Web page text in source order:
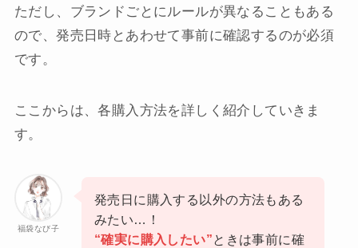
ただし、ブランドごとにルールが異なることもある
ので、発売日時とあわせて事前に確認するのが必須
です。
ここからは、各購入方法を詳しく紹介していきま
す。
福袋なび子
発売日に購入する以外の方法もある
みたい…！
“確実に購入したい”ときは事前に確